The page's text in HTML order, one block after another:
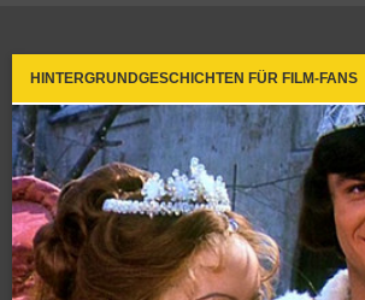
HINTERGRUNDGESCHICHTEN FÜR FILM-FANS